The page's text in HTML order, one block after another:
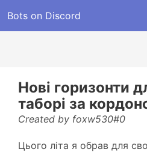
Bots on Discord
Нові горизонти
таборі за
Created by foxw530#0
Цього літа я обрав для